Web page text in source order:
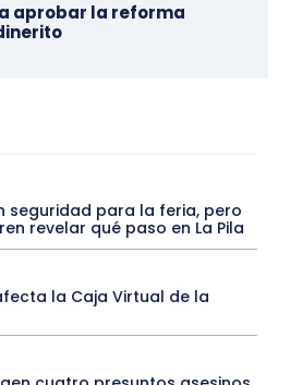
aprobar la reforma
seguridad para la feria, pero
revelar qué paso en La Pila
la Caja Virtual de la